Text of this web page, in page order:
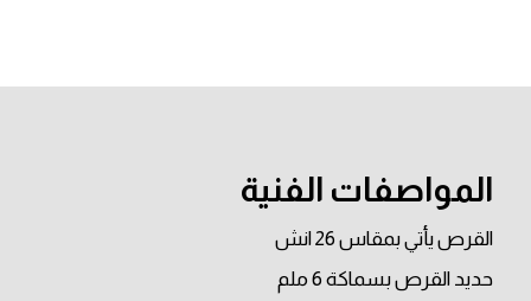
المواصفات الفنية
القرص يأتي بمقاس 26 انش
حديد القرص بسماكة 6 ملم